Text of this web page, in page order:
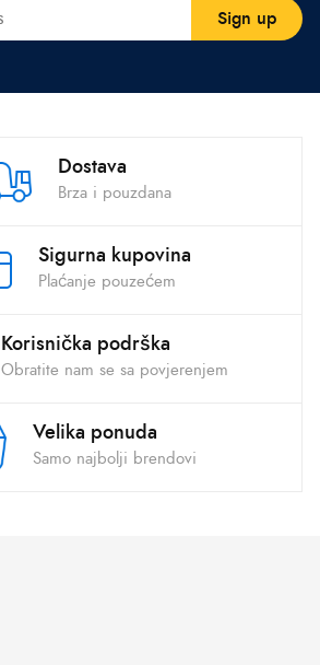
Dostava
Brza i pouzdana
Sigurna kupovina
Plaćanje pouzećem
Korisnička podrška
Obratite nam se sa povjerenjem
Velika ponuda
Samo najbolji brendovi